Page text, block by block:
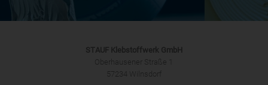
STAUF Klebstoffwerk GmbH
Oberhausener Straße 1
57234 Wilnsdorf